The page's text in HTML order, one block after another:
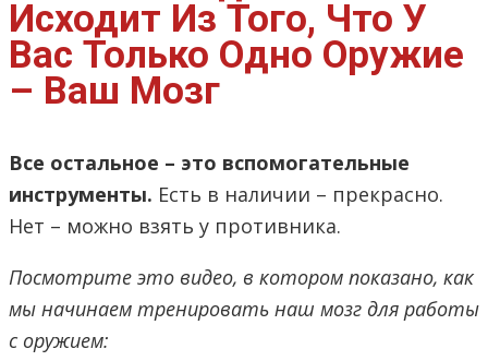
Исходит Из Того, Что У
Вас Только Одно Оружие
– Ваш Мозг
Все остальное – это вспомогательные
инструменты. Есть в наличии – прекрасно.
Нет – можно взять у противника.
Посмотрите это видео, в котором показано, как
мы начинаем тренировать наш мозг для работы
с оружием: